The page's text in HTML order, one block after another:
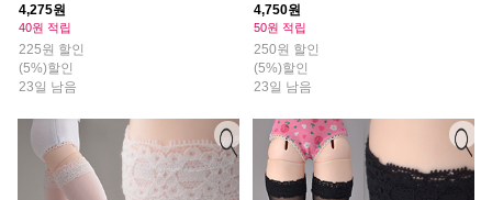
4,275원
40원 적립
225원 할인
(5%)할인
23일 남음
4,750원
50원 적립
250원 할인
(5%)할인
23일 남음